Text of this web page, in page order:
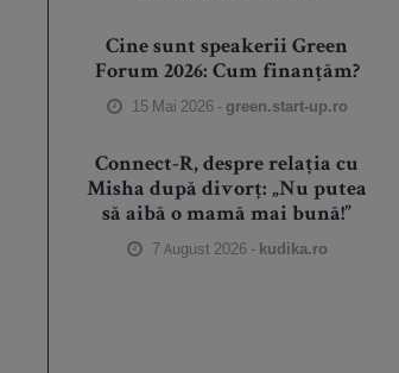
Cine sunt speakerii Green
Forum 2026: Cum finanțăm?
15 Mai 2026 - green.start-up.ro
Connect-R, despre relația cu
Misha după divorț: „Nu putea
să aibă o mamă mai bună!”
7 August 2026 - kudika.ro